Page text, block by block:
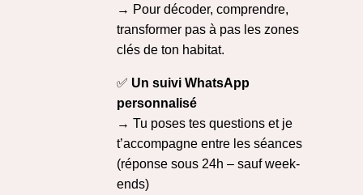
→ Pour décoder, comprendre,
transformer pas à pas les zones
clés de ton habitat.
✅ Un suivi WhatsApp
personnalisé
→ Tu poses tes questions et je
t’accompagne entre les séances
(réponse sous 24h – sauf week-
ends)